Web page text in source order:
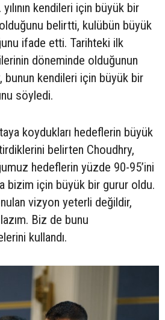
kendileri için büyük bir
belirtti, kulübün büyük
ifade etti. Tarihteki ilk
döneminde olduğunun
bunun kendileri için büyük bir
söyledi.
koydukları hedeflerin büyük
belirten Choudhry,
hedeflerin yüzde 90-95’ini
bizim için büyük bir gurur oldu.
vizyon yeterli değildir,
Biz de bunu
kullandı.